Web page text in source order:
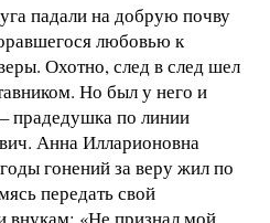
падали на добрую почву
любовью к
Охотно, след в след шел
Но был у него и
прадедушка по линии
Анна Илларионовна
гонений за веру жил по
передать свой
внукам: «Не признал мой